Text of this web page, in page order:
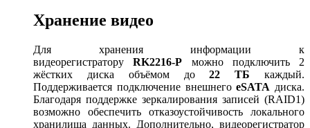
Хранение видео
Для хранения информации к
видеорегистраторуRK2216-P
можно подключить 2
жёстких диска объёмом до22 ТБ каждый.
Поддерживается подключение внешнегоeSATA диска.
Благодаря поддержке зеркалирования записей (RAID1)
возможно обеспечить отказоустойчивость локального
хранилища данных. Дополнительно, видеорегистратор